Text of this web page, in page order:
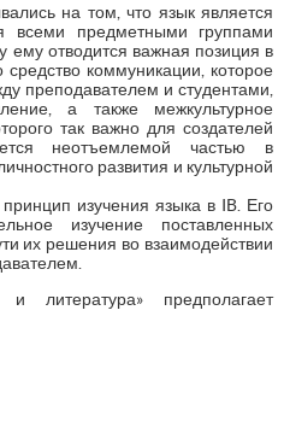
на том, что язык является
всеми предметными группами
отводится важная позиция в
коммуникации, которое
преподавателем и студентами,
а также межкультурное
так важно для создателей
неотъемлемой частью в
развития и культурной
изучения языка в IB. Его
изучение поставленных
их решения во взаимодействии
литература» предполагает